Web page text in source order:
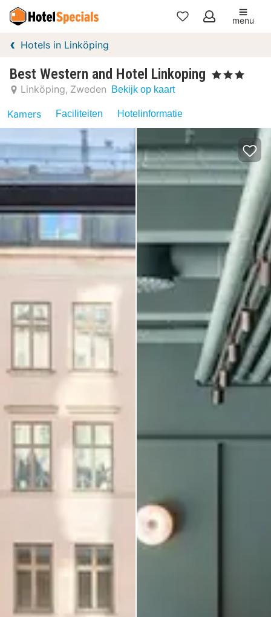
Mijn
menu
Hotels in Linköping
Best Western and Hotel Linkoping , 3 Sterren
Linköping Zweden Bekijk op kaart
Kamers Faciliteiten Hotelinformatie